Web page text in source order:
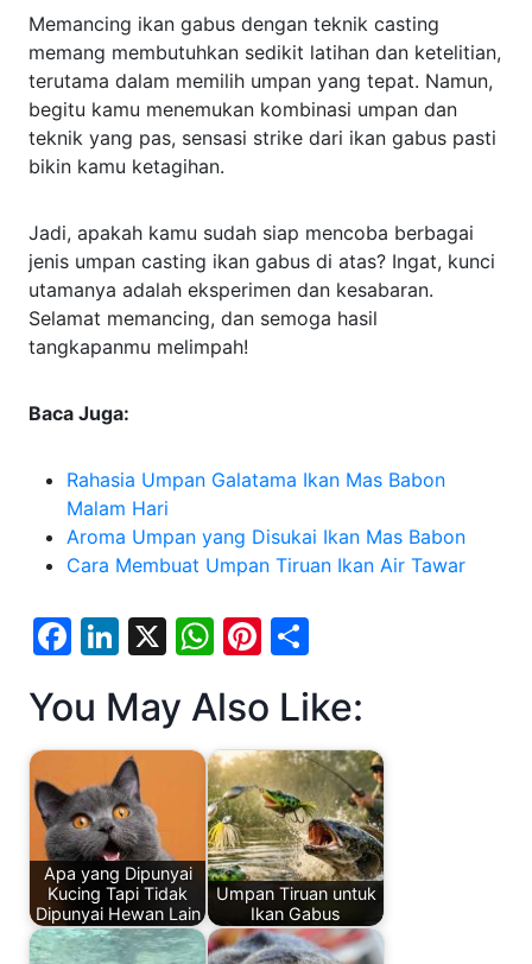
Memancing ikan gabus dengan teknik casting
memang membutuhkan sedikit latihan dan ketelitian,
terutama dalam memilih umpan yang tepat. Namun,
begitu kamu menemukan kombinasi umpan dan
teknik yang pas, sensasi strike dari ikan gabus pasti
bikin kamu ketagihan.
Jadi, apakah kamu sudah siap mencoba berbagai
jenis umpan casting ikan gabus di atas? Ingat, kunci
utamanya adalah eksperimen dan kesabaran.
Selamat memancing, dan semoga hasil
tangkapanmu melimpah!
Baca Juga:
Rahasia Umpan Galatama Ikan Mas Babon
Malam Hari
Aroma Umpan yang Disukai Ikan Mas Babon
Cara Membuat Umpan Tiruan Ikan Air Tawar
F
c
e
b
o
o
k
Li
k
e
dI
n
X
W
at
s
A
p
p
Pi
er
e
st
ar
e
You May Also Like:
Apa yang Dipunyai
Kucing Tapi Tidak
Dipunyai Hewan Lain
Umpan Tiruan untuk
Ikan Gabus